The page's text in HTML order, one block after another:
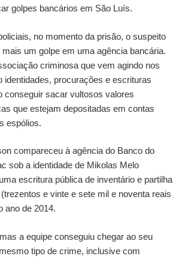
golpes bancários em São Luís.
no momento da prisão, o suspeito
um golpe em uma agência bancária.
criminosa que vem agindo nos
identidades, procurações e escrituras
conseguir sacar vultosos valores
que estejam depositadas em contas
espólios.
compareceu à agência do Banco do
sob a identidade de Mikolas Melo
escritura pública de inventário e partilha
e vinte e sete mil e noventa reais
ano de 2014.
a equipe conseguiu chegar ao seu
tipo de crime, inclusive com